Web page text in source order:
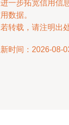
一步拓宽信用信
数据。
转载，请注明出
时间：2026-08-